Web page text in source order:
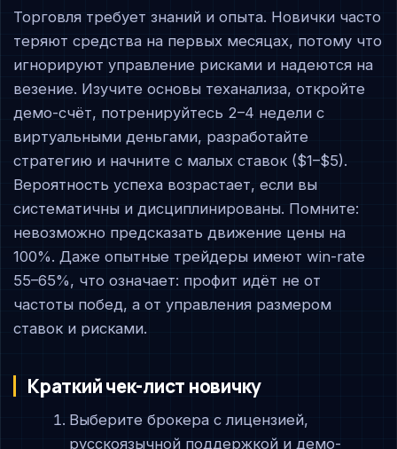
Торговля требует знаний и опыта. Новички часто
теряют средства на первых месяцах, потому что
игнорируют управление рисками и надеются на
везение. Изучите основы теханализа, откройте
демо-счёт, потренируйтесь 2–4 недели с
виртуальными деньгами, разработайте
стратегию и начните с малых ставок ($1–$5).
Вероятность успеха возрастает, если вы
систематичны и дисциплинированы. Помните:
невозможно предсказать движение цены на
100%. Даже опытные трейдеры имеют win-rate
55–65%, что означает: профит идёт не от
частоты побед, а от управления размером
ставок и рисками.
Краткий чек-лист новичку
Выберите брокера с лицензией,
русскоязычной поддержкой и демо-